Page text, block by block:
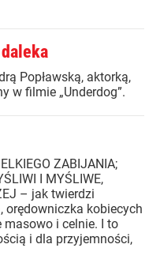
Popławską, aktorką,
w filmie „Underdog”.
ZABIJANIA;
I MYŚLIWE,
– jak twierdzi
orędowniczka kobiecych
i celnie. I to
i dla przyjemności,